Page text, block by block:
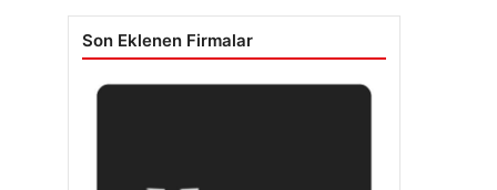
Son Eklenen Firmalar